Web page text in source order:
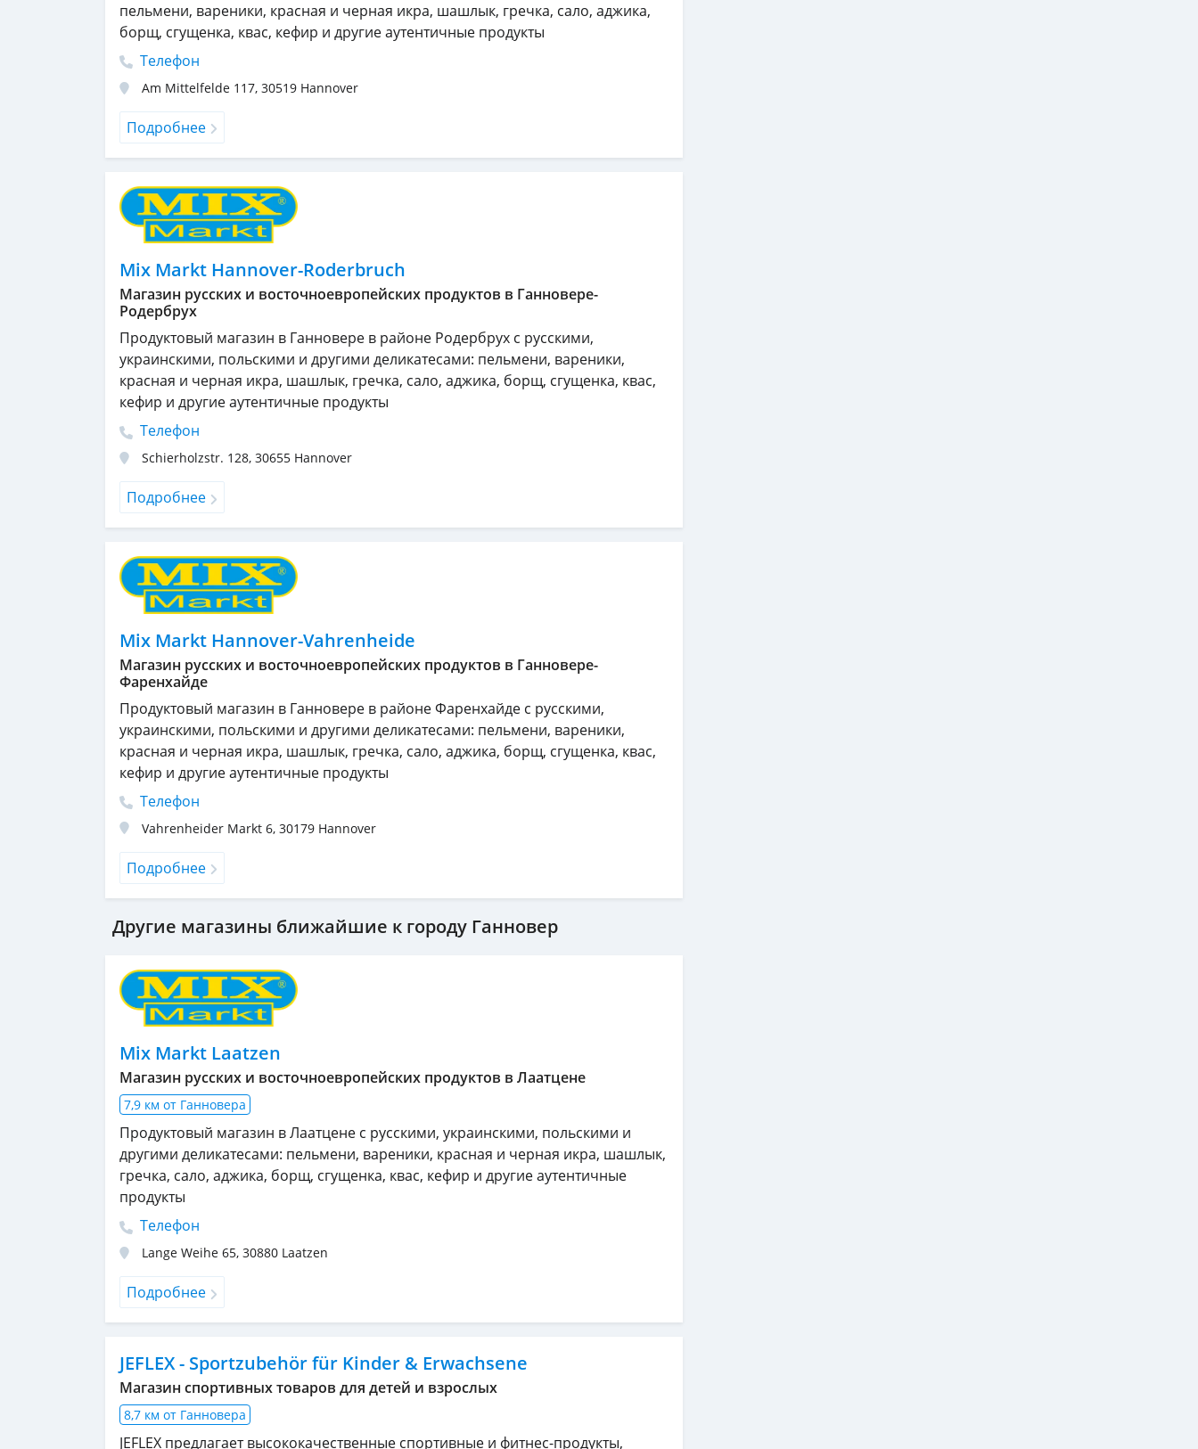
пельмени, вареники, красная и черная икра, шашлык, гречка, сало, аджика,
борщ, сгущенка, квас, кефир и другие аутентичные продукты
Телефон
Am Mittelfelde 117, 30519 Hannover
Подробнее
Mix Markt Hannover-Roderbruch
Магазин русских и восточноевропейских продуктов в Ганновере-
Родербрух
Продуктовый магазин в Ганновере в районе Родербрух с русскими,
украинскими, польскими и другими деликатесами: пельмени, вареники,
красная и черная икра, шашлык, гречка, сало, аджика, борщ, сгущенка, квас,
кефир и другие аутентичные продукты
Телефон
Schierholzstr. 128, 30655 Hannover
Подробнее
Mix Markt Hannover-Vahrenheide
Магазин русских и восточноевропейских продуктов в Ганновере-
Фаренхайде
Продуктовый магазин в Ганновере в районе Фаренхайде с русскими,
украинскими, польскими и другими деликатесами: пельмени, вареники,
красная и черная икра, шашлык, гречка, сало, аджика, борщ, сгущенка, квас,
кефир и другие аутентичные продукты
Телефон
Vahrenheider Markt 6, 30179 Hannover
Подробнее
Другие магазины ближайшие к городу Ганновер
Mix Markt Laatzen
Магазин русских и восточноевропейских продуктов в Лаатцене
7,9 км от Ганновера
Продуктовый магазин в Лаатцене с русскими, украинскими, польскими и
другими деликатесами: пельмени, вареники, красная и черная икра, шашлык,
гречка, сало, аджика, борщ, сгущенка, квас, кефир и другие аутентичные
продукты
Телефон
Lange Weihe 65, 30880 Laatzen
Подробнее
JEFLEX - Sportzubehör für Kinder & Erwachsene
Магазин спортивных товаров для детей и взрослых
8,7 км от Ганновера
JEFLEX предлагает высококачественные спортивные и фитнес-продукты,